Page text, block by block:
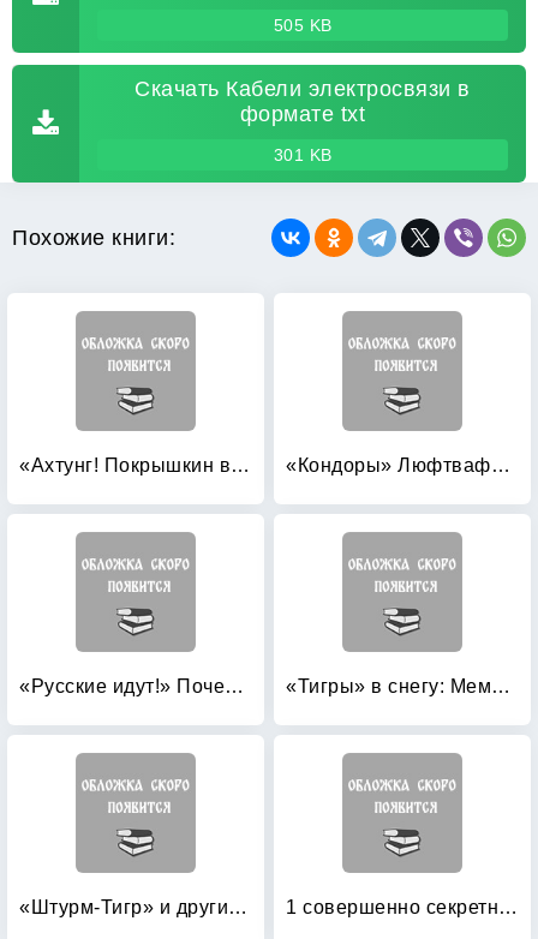
505 KB
Скачать Кабели электросвязи в
формате txt
301 KB
Похожие книги:
«Ахтунг! Покрышкин в воздухе!» «Сталинский сокол» №1 «Кондоры» Люфтваффе: Дальний бомбардировщик и разведчик Fw 200 «Condor»
«Русские идут!» Почему боятся России? «Тигры» в снегу: Мемуары танкового аса
«Штурм-Тигр» и другие штурмовые танки (+ модель) 1 совершенно секретная таблетка от страха